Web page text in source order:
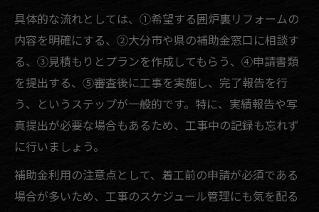
具体的な流れとしては、①希望する囲炉裏リフォームの
内容を明確にする、②大分市や県の補助金窓口に相談す
る、③見積もりとプランを作成してもらう、④申請書類
を提出する、⑤審査後に工事を実施し、完了報告を行
う、というステップが一般的です。特に、実績報告や写
真提出が必要な場合もあるため、工事中の記録も忘れず
に行いましょう。
補助金利用の注意点として、着工前の申請が必須である
場合が多いため、工事のスケジュール管理にも気を配る